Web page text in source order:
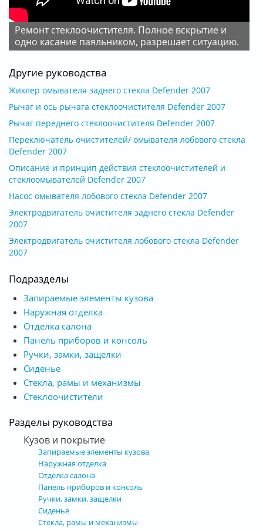
Ремонт стеклоочистителя. Полное вскрытие и
одно касание паяльником, разрешает ситуацию.
Другие руководства
Жиклер омывателя заднего стекла Defender 2007
Рычаг и ось рычага стеклоочистителя Defender 2007
Рычаг переднего стеклоочистителя Defender 2007
Переключатель очистителей/ омывателя лобового стекла
Defender 2007
Описание и принцип действия стеклоочистителей и
стеклоомывателей Defender 2007
Насос омывателя лобового стекла Defender 2007
Электродвигатель очистителя заднего стекла Defender
2007
Электродвигатель очистителя лобового стекла Defender
2007
Подразделы
Запираемые элементы кузова
Наружная отделка
Отделка салона
Панель приборов и консоль
Ручки, замки, защелки
Сиденье
Стекла, рамы и механизмы
Стеклоочистители
Разделы руководства
Кузов и покрытие
Запираемые элементы кузова
Наружная отделка
Отделка салона
Панель приборов и консоль
Ручки, замки, защелки
Сиденье
Стекла, рамы и механизмы